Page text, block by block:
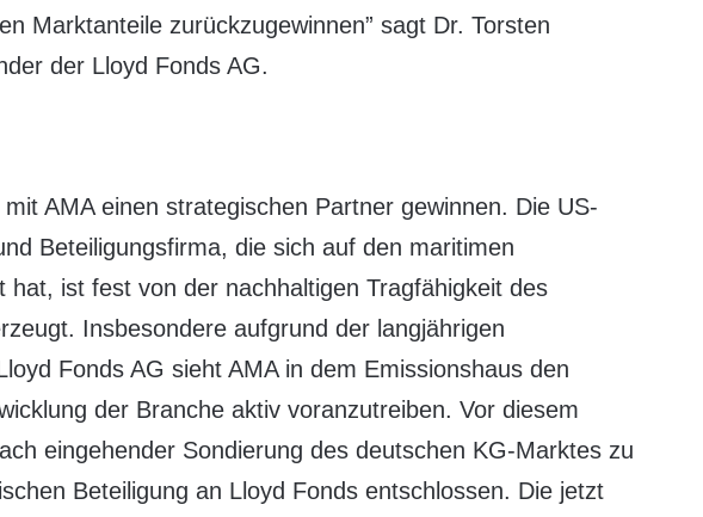
Marktanteile zurückzugewinnen” sagt Dr. Torsten
der Lloyd Fonds AG.
AMA einen strategischen Partner gewinnen. Die US-
Beteiligungsfirma, die sich auf den maritimen
hat, ist fest von der nachhaltigen Tragfähigkeit des
Insbesondere aufgrund der langjährigen
Fonds AG sieht AMA in dem Emissionshaus den
der Branche aktiv voranzutreiben. Vor diesem
eingehender Sondierung des deutschen KG-Marktes zu
Beteiligung an Lloyd Fonds entschlossen. Die jetzt